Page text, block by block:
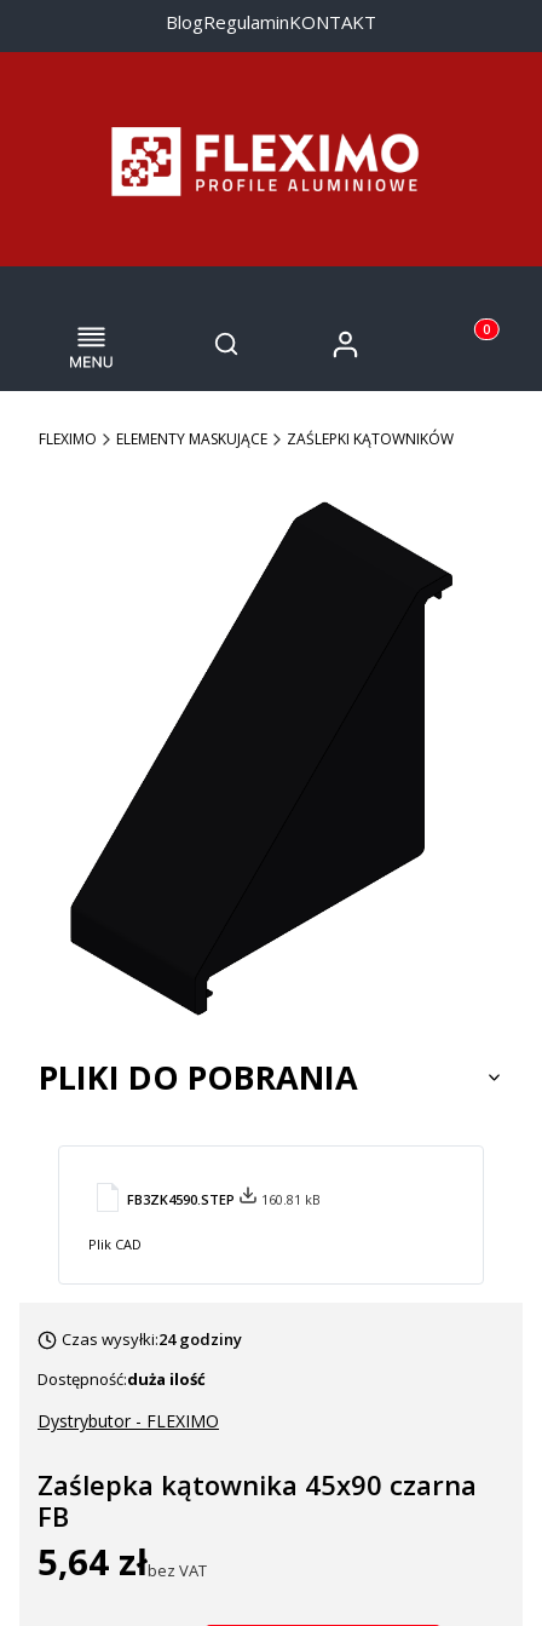
BlogRegulaminKONTAKT
Menu Otwórz wyszukiwarkę
Szukaj Zaloguj się Produkty
Koszyk
FLEXIMO ELEMENTY MASKUJĄCE ZAŚLEPKI KĄTOWNIKÓW
PLIKI DO POBRANIA
FB3ZK4590.STEP 160.81 kB
Plik CAD
Czas wysyłki:24 godziny
Dostępność:duża ilość
Dystrybutor - FLEXIMO
Zaślepka kątownika 45x90 czarna
FB
Cena
5,64 złbez VAT